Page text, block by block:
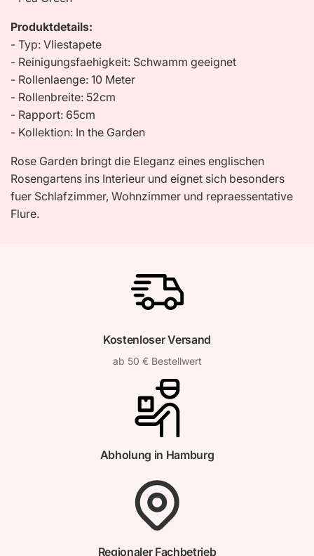
Produktdetails:
- Typ: Vliestapete
- Reinigungsfaehigkeit: Schwamm geeignet
- Rollenlaenge: 10 Meter
- Rollenbreite: 52cm
- Rapport: 65cm
- Kollektion: In the Garden
Rose Garden bringt die Eleganz eines englischen
Rosengartens ins Interieur und eignet sich besonders
fuer Schlafzimmer, Wohnzimmer und repraessentative
Flure.
Kostenloser Versand
ab 50 € Bestellwert
Abholung in Hamburg
Regionaler Fachbetrieb